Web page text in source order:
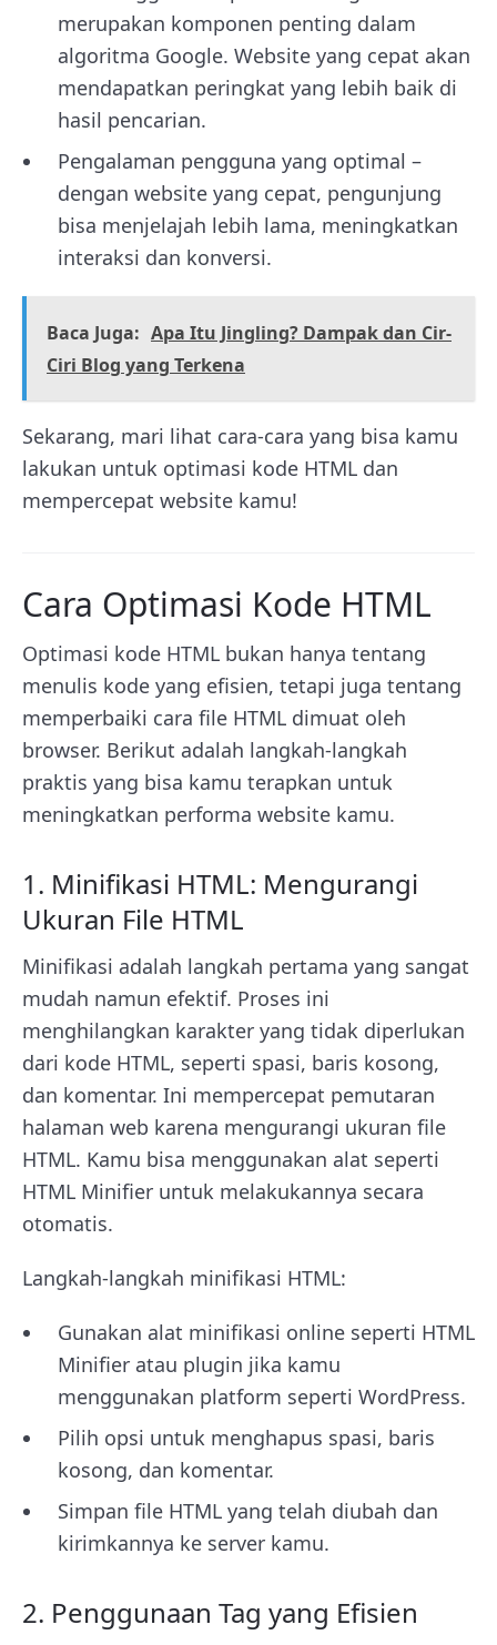
merupakan komponen penting dalam
algoritma Google. Website yang cepat akan
mendapatkan peringkat yang lebih baik di
hasil pencarian.
Pengalaman pengguna yang optimal –
dengan website yang cepat, pengunjung
bisa menjelajah lebih lama, meningkatkan
interaksi dan konversi.
Baca Juga: Apa Itu Jingling? Dampak dan Cir-
Ciri Blog yang Terkena
Sekarang, mari lihat cara-cara yang bisa kamu
lakukan untuk optimasi kode HTML dan
mempercepat website kamu!
Cara Optimasi Kode HTML
Optimasi kode HTML bukan hanya tentang
menulis kode yang efisien, tetapi juga tentang
memperbaiki cara file HTML dimuat oleh
browser. Berikut adalah langkah-langkah
praktis yang bisa kamu terapkan untuk
meningkatkan performa website kamu.
1. Minifikasi HTML: Mengurangi
Ukuran File HTML
Minifikasi adalah langkah pertama yang sangat
mudah namun efektif. Proses ini
menghilangkan karakter yang tidak diperlukan
dari kode HTML, seperti spasi, baris kosong,
dan komentar. Ini mempercepat pemutaran
halaman web karena mengurangi ukuran file
HTML. Kamu bisa menggunakan alat seperti
HTML Minifier untuk melakukannya secara
otomatis.
Langkah-langkah minifikasi HTML:
Gunakan alat minifikasi online seperti HTML
Minifier atau plugin jika kamu
menggunakan platform seperti WordPress.
Pilih opsi untuk menghapus spasi, baris
kosong, dan komentar.
Simpan file HTML yang telah diubah dan
kirimkannya ke server kamu.
2. Penggunaan Tag yang Efisien